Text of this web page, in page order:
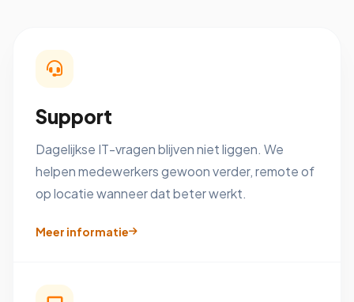
Support
Dagelijkse IT-vragen blijven niet liggen. We
helpen medewerkers gewoon verder, remote of
op locatie wanneer dat beter werkt.
Meer informatie